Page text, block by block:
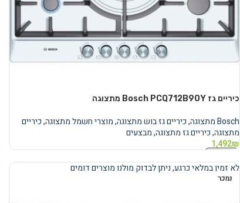
כיריים גז Bosch PCQ712B90Y מתצוגה
Bosch מתצוגה ,כיריים גז בוש מתצוגה,מוצרי חשמל מתצוגה,כיריים
מתצוגה,כיריים גז מתצוגה,מבצעים
1,492₪
מידע נוסף
נמכר
לא זמין במלאי כרגע, ניתן לבדוק מולנו מוצרים דומים